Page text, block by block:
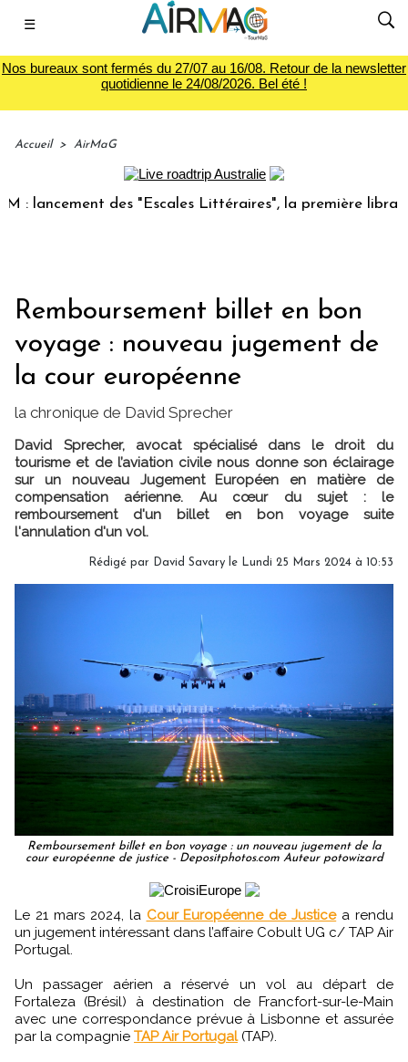
☰
Nos bureaux sont fermés du 27/07 au 16/08. Retour de la newsletter
quotidienne le 24/08/2026. Bel été !
Accueil > AirMaG
des "Escales Littéraires", la première librairie du
Remboursement billet en bon
voyage : nouveau jugement de
la cour européenne
la chronique de David Sprecher
David Sprecher, avocat spécialisé dans le droit du
tourisme et de l’aviation civile nous donne son éclairage
sur un nouveau Jugement Européen en matière de
compensation aérienne. Au cœur du sujet : le
remboursement d'un billet en bon voyage suite
l'annulation d'un vol.
Rédigé par David Savary le Lundi 25 Mars 2024 à 10:53
Remboursement billet en bon voyage : un nouveau jugement de la
cour européenne de justice - Depositphotos.com Auteur potowizard
Le 21 mars 2024, la Cour Européenne de Justicea rendu
un jugement intéressant dans l’affaire Cobult UG c/ TAP Air
Portugal.
Un passager aérien a réservé un vol au départ de
Fortaleza (Brésil) à destination de Francfort-sur-le-Main
avec une correspondance prévue à Lisbonne et assurée
par la compagnie TAP Air Portugal(TAP).